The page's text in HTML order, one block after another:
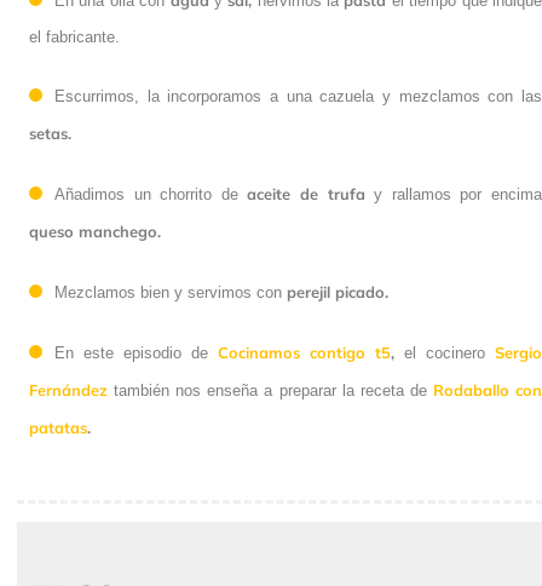
el fabricante.
Escurrimos, la incorporamos a una cazuela y mezclamos con las
setas.
Añadimos un chorrito deaceite de trufa y rallamos por encima
queso manchego.
Mezclamos bien y servimos con perejil picado.
En este episodio de Cocinamos contigo t5, el cocinero Sergio
Fernández también nos enseña a preparar la receta de Rodaballo con
patatas.